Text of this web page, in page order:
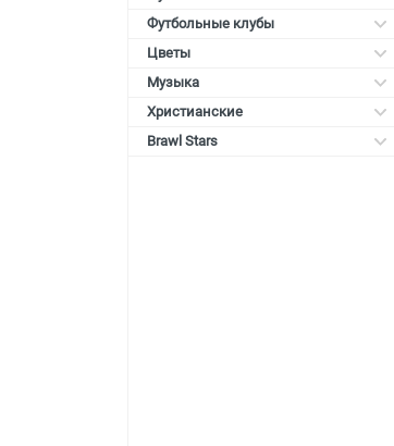
Футбольные клубы
Цветы
Музыка
Христианские
Brawl Stars